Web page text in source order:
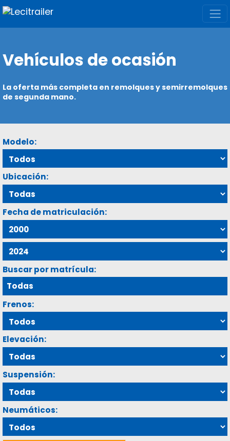
Vehículos de ocasión
La oferta más completa en remolques y semirremolques
de segunda mano.
Modelo:
Ubicación:
Fecha de matriculación:
Buscar por matrícula:
Frenos:
Elevación:
Suspensión:
Neumáticos: